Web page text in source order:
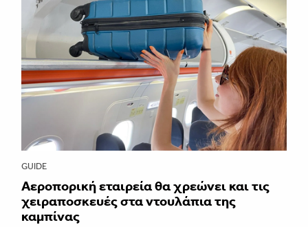
GUIDE
Αεροπορική εταιρεία θα χρεώνει και τις
χειραποσκευές στα ντουλάπια της
καμπίνας